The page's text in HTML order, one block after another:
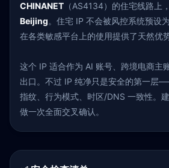
CHINANET （AS4134）的住宅线路上
Beijing。住宅 IP 不会被风控系统预设
在各类敏感平台上的使用提供了天然优势
这个 IP 适合作为 AI 账号、跨境电商主
出口。不过 IP 纯净只是安全的第一层
指纹、行为模式、时区/DNS 一致性。
做一次全面交叉确认。